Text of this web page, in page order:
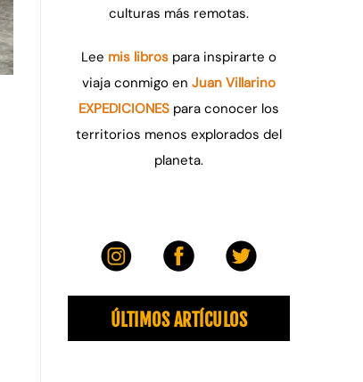
culturas más remotas.
Lee mis libros para inspirarte o
viaja conmigo en Juan Villarino
EXPEDICIONES para conocer los
territorios menos explorados del
planeta.
ÚLTIMOS ARTÍCULOS